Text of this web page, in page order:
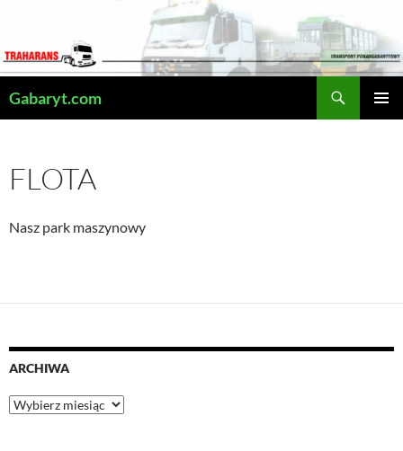
treści
Gabaryt.com
FLOTA
Nasz park maszynowy
ARCHIWA
Archiwa